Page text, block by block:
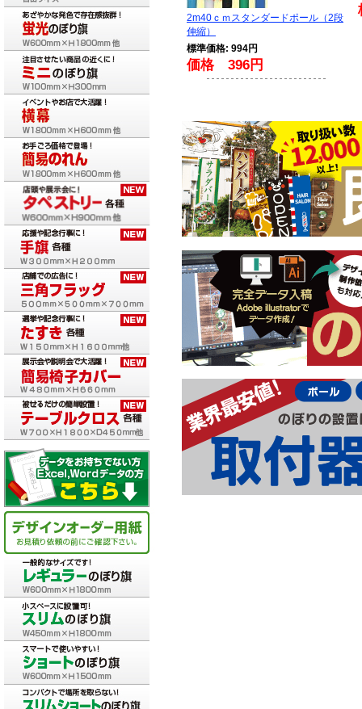
2m40ｃｍスタンダードポール（2段
伸縮）
標準価格: 994円
価格 396円